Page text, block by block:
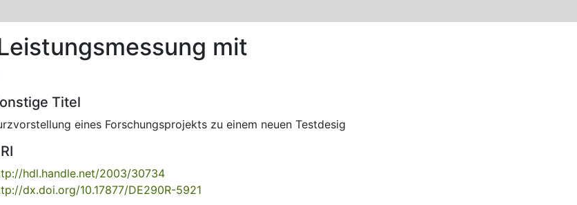
mit
Titel
eines Forschungsprojekts zu einem neuen Testdesig
hdl.handle.net/2003/30734
dx.doi.org/10.17877/DE290R-5921